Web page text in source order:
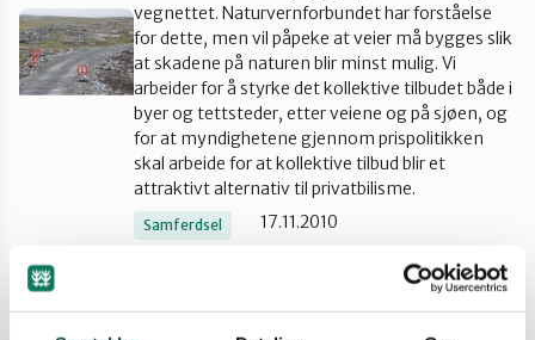
Tana og Varanger
vegnettet. Naturvernforbundet har forståelse
for dette, men vil påpeke at veier må bygges slik
at skadene på naturen blir minst mulig. Vi
arbeider for å styrke det kollektive tilbudet både i
byer og tettsteder, etter veiene og på sjøen, og
for at myndighetene gjennom prispolitikken
skal arbeide for at kollektive tilbud blir et
attraktivt alternativ til privatbilisme.
Samferdsel 17.11.2010
Gjennomslag timesbillett på
bussen i Alta